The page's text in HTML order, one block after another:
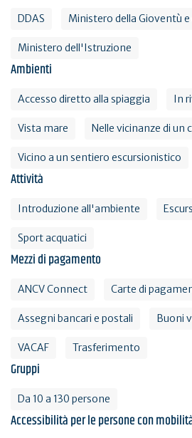
DDAS Ministero della Gioventù
Ministero dell'Istruzione
Ambienti
Accesso diretto alla spiaggia In
Vista mare Nelle vicinanze di un
Vicino a un sentiero escursionistico
Attività
Introduzione all'ambiente
Sport acquatici
Mezzi di pagamento
ANCV Connect Carte di
Assegni bancari e postali Buoni
VACAF Trasferimento
Gruppi
Da 10 a 130 persone
Accessibilità per le persone con